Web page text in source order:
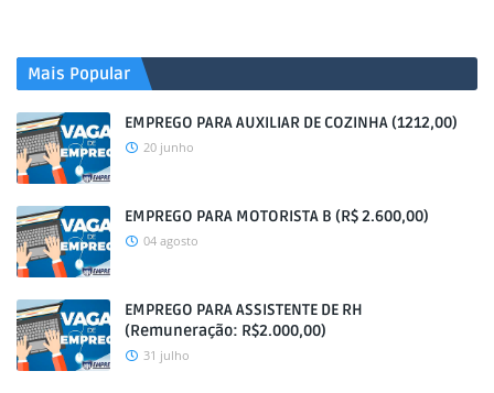
Mais Popular
EMPREGO PARA AUXILIAR DE COZINHA (1212,00)
20 junho
EMPREGO PARA MOTORISTA B (R$ 2.600,00)
04 agosto
EMPREGO PARA ASSISTENTE DE RH
(Remuneração: R$2.000,00)
31 julho